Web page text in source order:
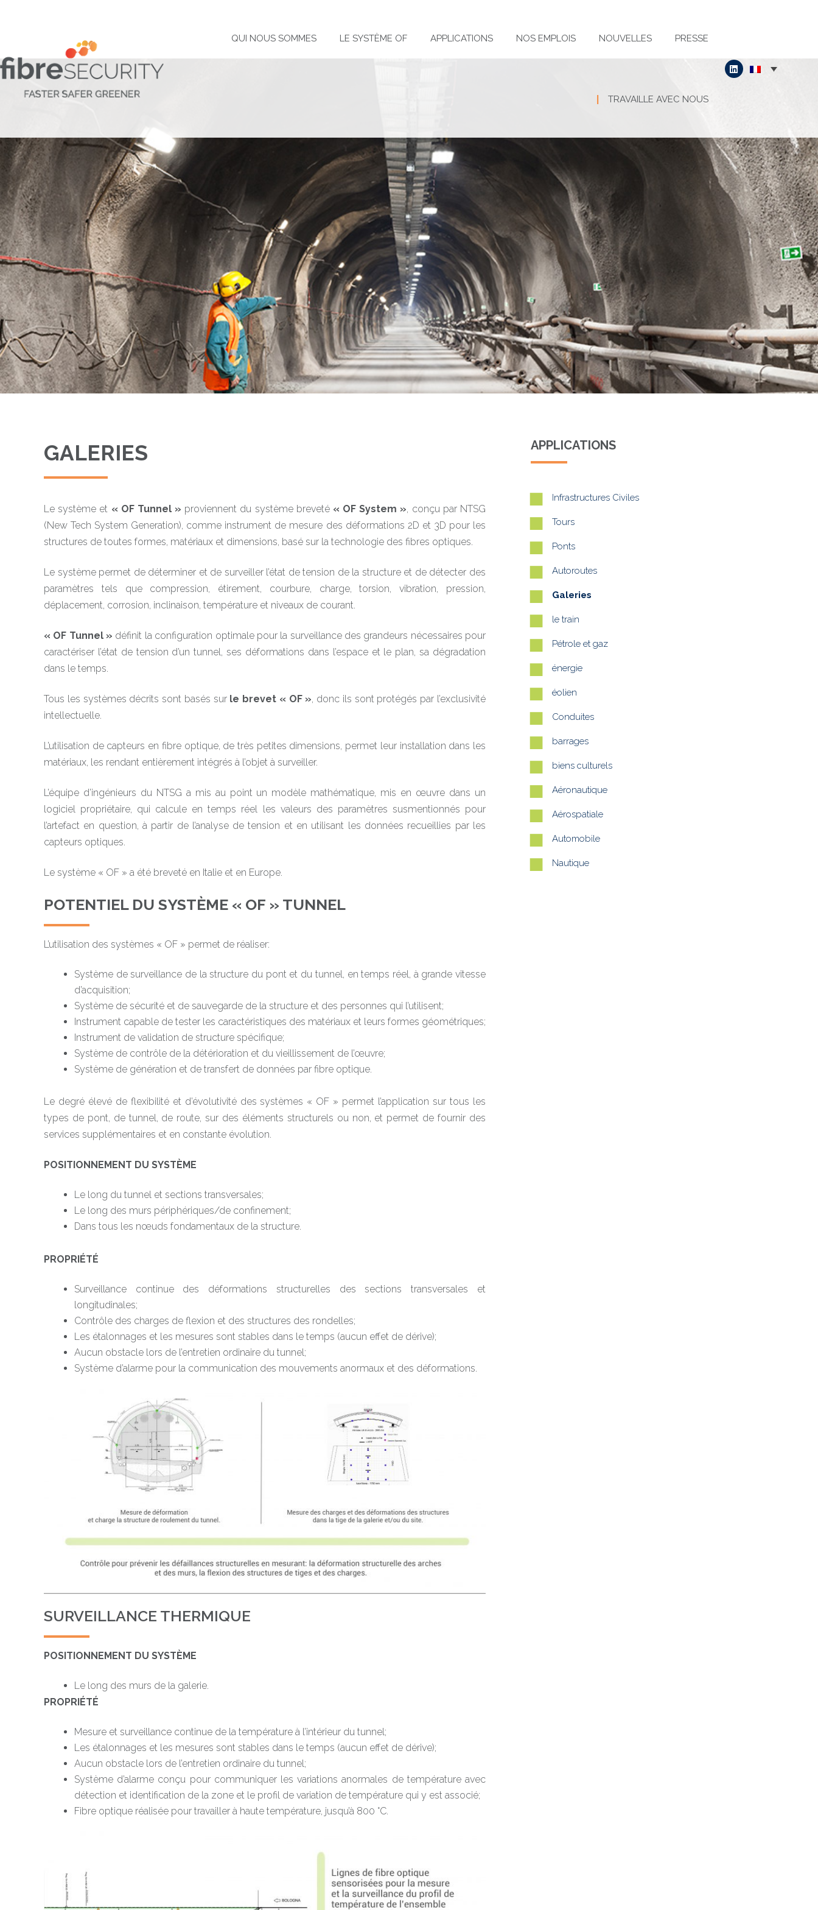
QUI NOUS SOMMES LE SYSTÈME OF APPLICATIONS NOS EMPLOIS NOUVELLES PRESSE
TRAVAILLE AVEC NOUS
GALERIES
Le système et « OF Tunnel » proviennent du système breveté « OF System », conçu par NTSG
(New Tech System Generation), comme instrument de mesure des déformations 2D et 3D pour les
structures de toutes formes, matériaux et dimensions, basé sur la technologie des fibres optiques.
Le système permet de déterminer et de surveiller l’état de tension de la structure et de détecter des
paramètres tels que compression, étirement, courbure, charge, torsion, vibration, pression,
déplacement, corrosion, inclinaison, température et niveaux de courant.
« OF Tunnel » définit la configuration optimale pour la surveillance des grandeurs nécessaires pour
caractériser l’état de tension d’un tunnel, ses déformations dans l’espace et le plan, sa dégradation
dans le temps.
Tous les systèmes décrits sont basés sur le brevet « OF », donc ils sont protégés par l’exclusivité
intellectuelle.
L’utilisation de capteurs en fibre optique, de très petites dimensions, permet leur installation dans les
matériaux, les rendant entièrement intégrés à l’objet à surveiller.
L’équipe d’ingénieurs du NTSG a mis au point un modèle mathématique, mis en œuvre dans un
logiciel propriétaire, qui calcule en temps réel les valeurs des paramètres susmentionnés pour
l’artefact en question, à partir de l’analyse de tension et en utilisant les données recueillies par les
capteurs optiques.
Le système « OF » a été breveté en Italie et en Europe.
POTENTIEL DU SYSTÈME « OF » TUNNEL
L’utilisation des systèmes « OF » permet de réaliser:
Système de surveillance de la structure du pont et du tunnel, en temps réel, à grande vitesse
d’acquisition;
Système de sécurité et de sauvegarde de la structure et des personnes qui l’utilisent;
Instrument capable de tester les caractéristiques des matériaux et leurs formes géométriques;
Instrument de validation de structure spécifique;
Système de contrôle de la détérioration et du vieillissement de l’œuvre;
Système de génération et de transfert de données par fibre optique.
Le degré élevé de flexibilité et d’évolutivité des systèmes « OF » permet l’application sur tous les
types de pont, de tunnel, de route, sur des éléments structurels ou non, et permet de fournir des
services supplémentaires et en constante évolution.
POSITIONNEMENT DU SYSTÈME
Le long du tunnel et sections transversales;
Le long des murs périphériques/de confinement;
Dans tous les nœuds fondamentaux de la structure.
PROPRIÉTÉ
Surveillance continue des déformations structurelles des sections transversales et
longitudinales;
Contrôle des charges de flexion et des structures des rondelles;
Les étalonnages et les mesures sont stables dans le temps (aucun effet de dérive);
Aucun obstacle lors de l’entretien ordinaire du tunnel;
Système d’alarme pour la communication des mouvements anormaux et des déformations.
SURVEILLANCE THERMIQUE
POSITIONNEMENT DU SYSTÈME
Le long des murs de la galerie.
PROPRIÉTÉ
Mesure et surveillance continue de la température à l’intérieur du tunnel;
Les étalonnages et les mesures sont stables dans le temps (aucun effet de dérive);
Aucun obstacle lors de l’entretien ordinaire du tunnel;
Système d’alarme conçu pour communiquer les variations anormales de température avec
détection et identification de la zone et le profil de variation de température qui y est associé;
Fibre optique réalisée pour travailler à haute température, jusqu’à 800 °C.
APPLICATIONS
Infrastructures Civiles
Tours
Ponts
Autoroutes
Galeries
le train
Pétrole et gaz
énergie
éolien
Conduites
barrages
biens culturels
Aéronautique
Aérospatiale
Automobile
Nautique